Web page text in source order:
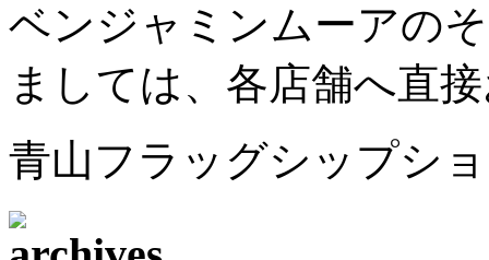
ベンジャミンムーアの
ましては、各店舗へ直
青山フラッグシップシ